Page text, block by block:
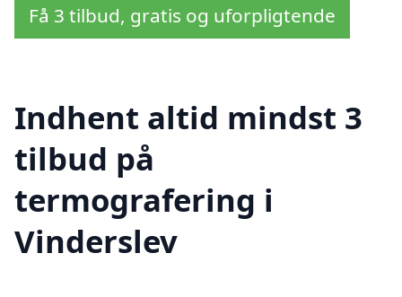
Få 3 tilbud, gratis og uforpligtende
Indhent altid mindst 3
tilbud på
termografering i
Vinderslev